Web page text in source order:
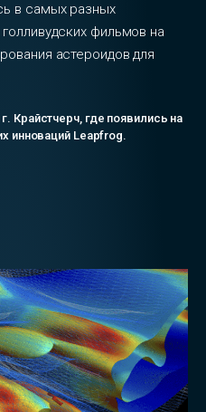
в самых разных
фильмов на
астероидов для
Крайстчерч, где появились на
инноваций Leapfrog.